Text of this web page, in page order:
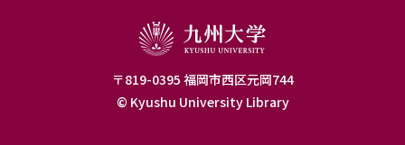
〒819-0395 福岡市西区元岡744
© Kyushu University Library